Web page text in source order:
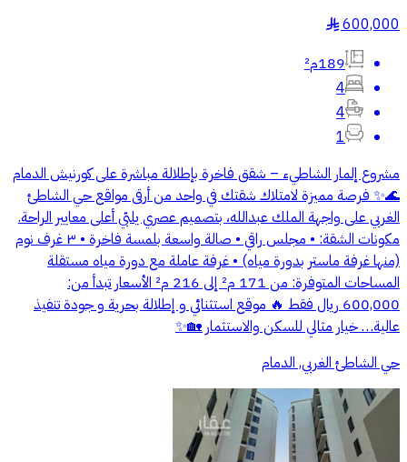
600,000
§
189م²
4
4
1
مشروع إلمار الشاطيء – شقق فاخرة بإطلالة مباشرة على كورنيش الدمام
🌊✨ فرصة مميزة لامتلاك شقتك في واحد من أرقى مواقع حي الشاطئ
الغربي على واجهة الملك عبدالله، بتصميم عصري يلبّي أعلى معايير الراحة.
مكونات الشقة: • مجلس راقي • صالة واسعة بلمسة فاخرة • ٣ غرف نوم
(منها غرفة ماستر بدورة مياه) • غرفة عاملة مع دورة مياه مستقلة
المساحات المتوفرة: من 171 م² إلى 216 م² الأسعار تبدأ من:
600,000 ريال فقط 🔥 موقع استثنائي و إطلالة بحرية و جودة تنفيذ
عالية… خيار مثالي للسكن والاستثمار 🏡✨
حي الشاطئ الغربي, الدمام